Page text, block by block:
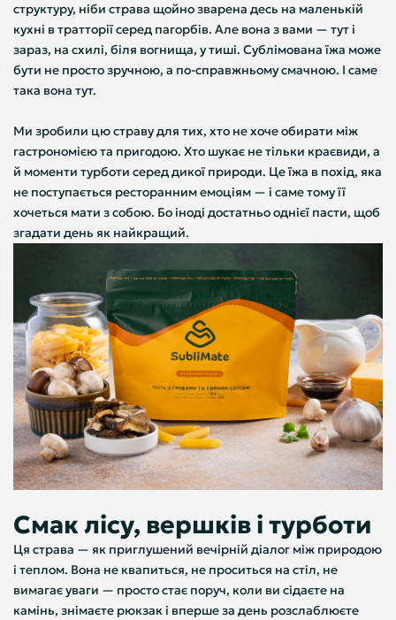
структуру, ніби страва щойно зварена десь на маленькій
кухні в тратторії серед пагорбів. Але вона з вами — тут і
зараз, на схилі, біля вогнища, у тиші. Сублімована їжа може
бути не просто зручною, а по-справжньому смачною. І саме
така вона тут.
Ми зробили цю страву для тих, хто не хоче обирати між
гастрономією та пригодою. Хто шукає не тільки краєвиди, а
й моменти турботи серед дикої природи. Це їжа в похід, яка
не поступається ресторанним емоціям — і саме тому її
хочеться мати з собою. Бо іноді достатньо однієї пасти, щоб
згадати день як найкращий.
Смак лісу, вершків і турботи
Ця страва — як приглушений вечірній діалог між природою
і теплом. Вона не квапиться, не проситься на стіл, не
вимагає уваги — просто стає поруч, коли ви сідаєте на
камінь, знімаєте рюкзак і вперше за день розслаблюєте